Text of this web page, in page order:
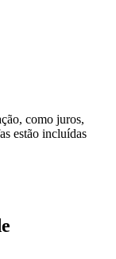
como juros,
estão incluídas